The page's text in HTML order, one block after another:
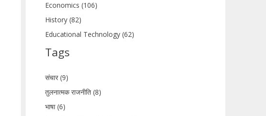
Economics (106)
History (82)
Educational Technology (62)
Tags
संचार (9)
तुलनात्मक राजनीति (8)
भाषा (6)